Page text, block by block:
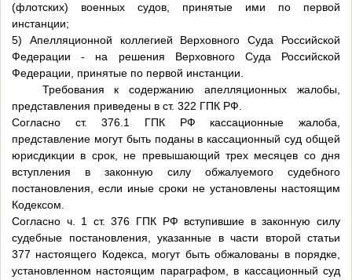
(флотских) военных судов, принятые ими по первой
инстанции;
5) Апелляционной коллегией Верховного Суда Российской
Федерации - на решения Верховного Суда Российской
Федерации, принятые по первой инстанции.
Требования к содержанию апелляционных жалобы,
представления приведены в ст. 322 ГПК РФ.
Согласно ст. 376.1 ГПК РФ кассационные жалоба,
представление могут быть поданы в кассационный суд общей
юрисдикции в срок, не превышающий трех месяцев со дня
вступления в законную силу обжалуемого судебного
постановления, если иные сроки не установлены настоящим
Кодексом.
Согласно ч. 1 ст. 376 ГПК РФ вступившие в законную силу
судебные постановления, указанные в части второй статьи
377 настоящего Кодекса, могут быть обжалованы в порядке,
установленном настоящим параграфом, в кассационный суд